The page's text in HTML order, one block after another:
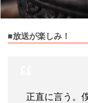
■放送が楽しみ！
正直に言う。